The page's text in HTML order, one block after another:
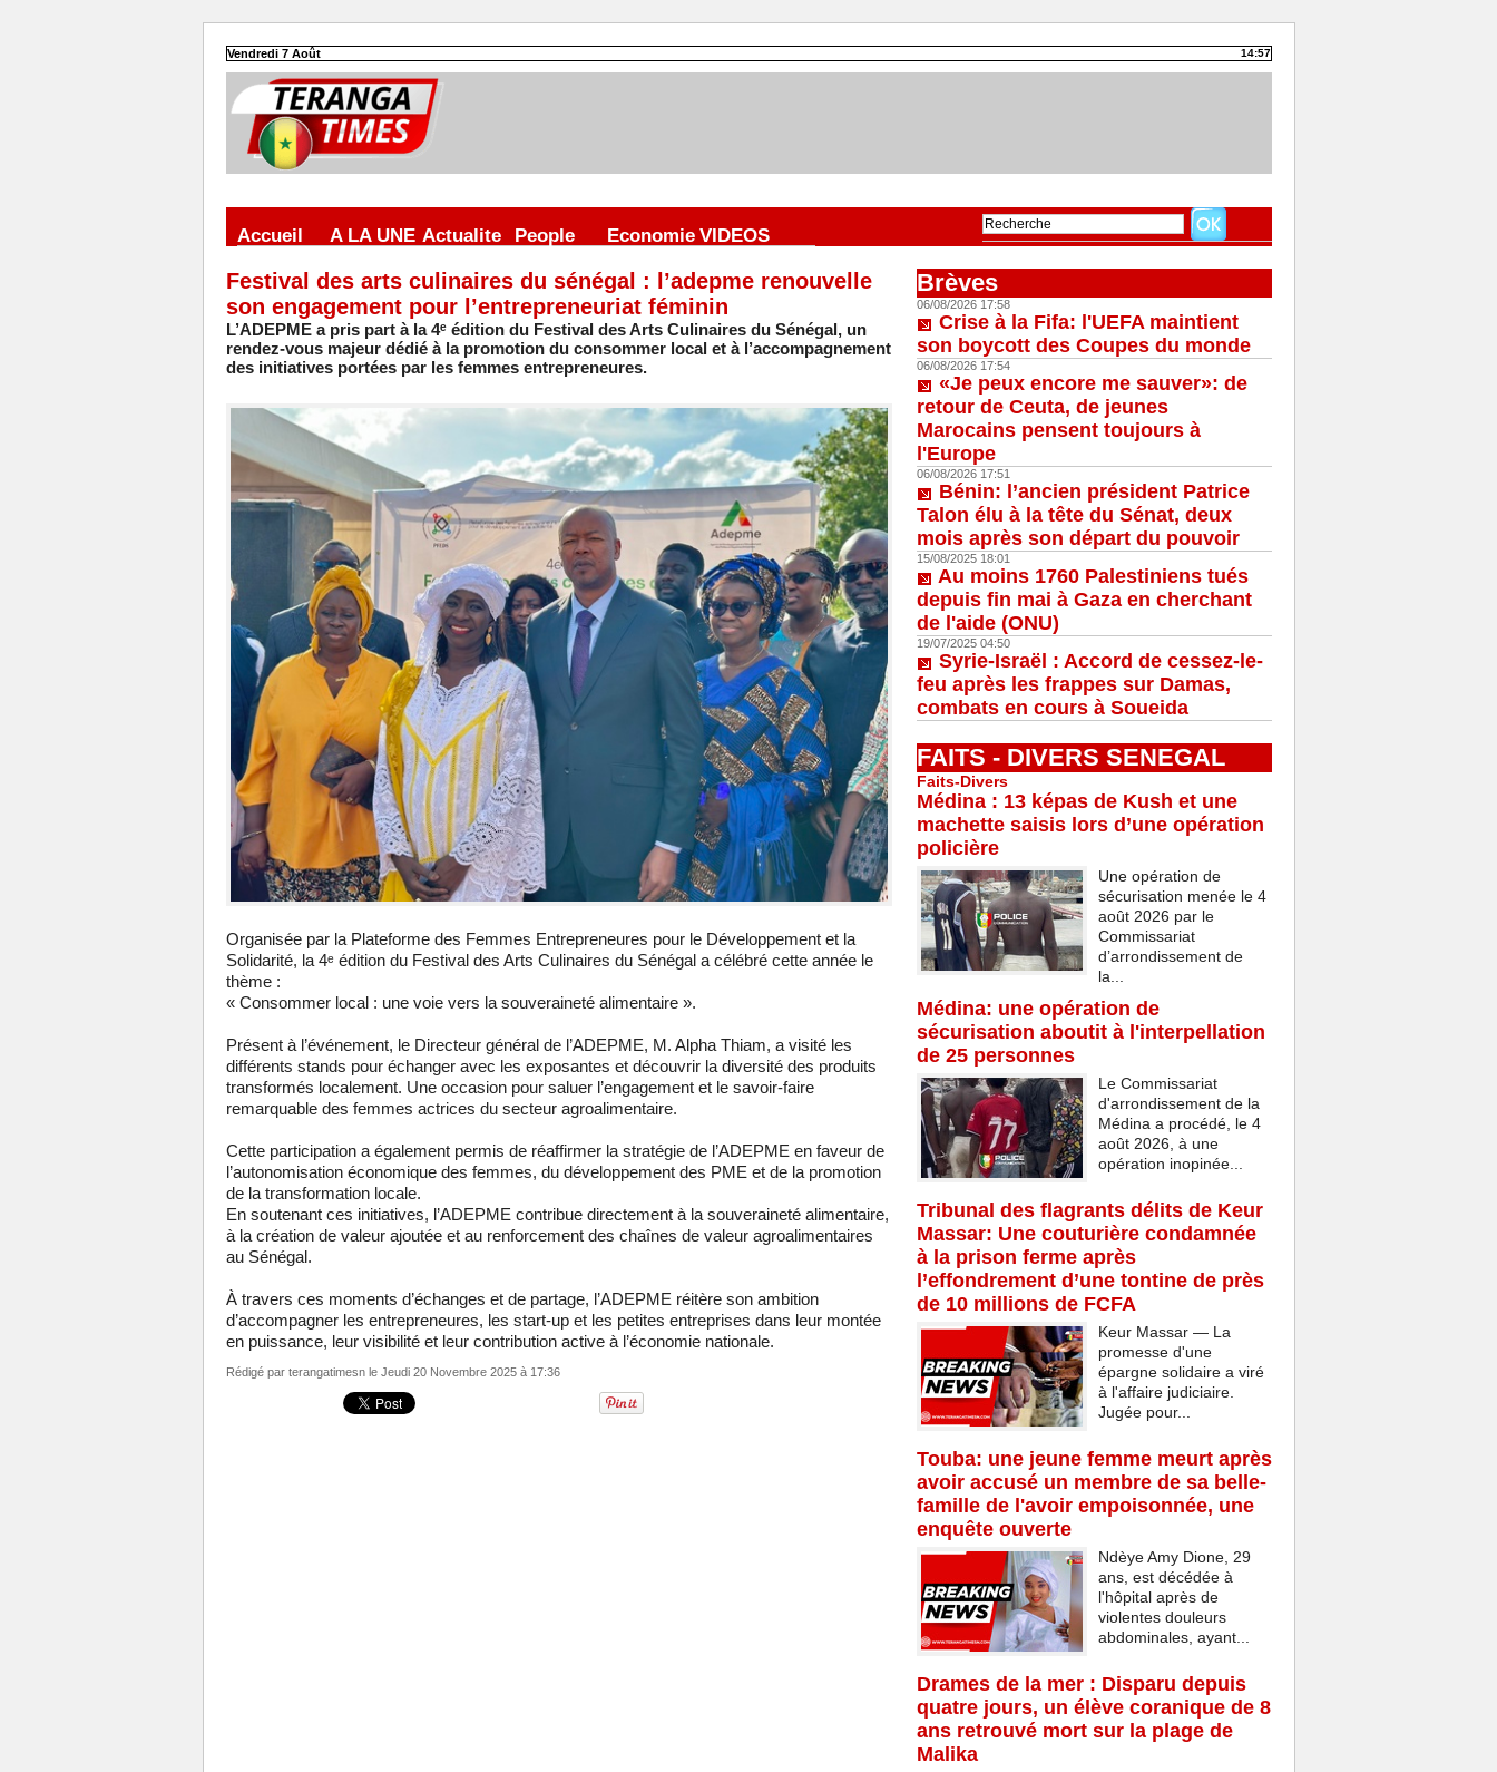
Vendredi 7 Août 14:57
Accueil A LA UNE Actualite People Economie VIDEOS
Festival des arts culinaires du sénégal : l’adepme renouvelle
son engagement pour l’entrepreneuriat féminin
L’ADEPME a pris part à la 4ᵉ édition du Festival des Arts Culinaires du Sénégal, un
rendez-vous majeur dédié à la promotion du consommer local et à l’accompagnement
des initiatives portées par les femmes entrepreneures.
Organisée par la Plateforme des Femmes Entrepreneures pour le Développement et la
Solidarité, la 4ᵉ édition du Festival des Arts Culinaires du Sénégal a célébré cette année le
thème :
« Consommer local : une voie vers la souveraineté alimentaire ».
Présent à l’événement, le Directeur général de l’ADEPME, M. Alpha Thiam, a visité les
différents stands pour échanger avec les exposantes et découvrir la diversité des produits
transformés localement. Une occasion pour saluer l’engagement et le savoir-faire
remarquable des femmes actrices du secteur agroalimentaire.
Cette participation a également permis de réaffirmer la stratégie de l’ADEPME en faveur de
l’autonomisation économique des femmes, du développement des PME et de la promotion
de la transformation locale.
En soutenant ces initiatives, l’ADEPME contribue directement à la souveraineté alimentaire,
à la création de valeur ajoutée et au renforcement des chaînes de valeur agroalimentaires
au Sénégal.
À travers ces moments d’échanges et de partage, l’ADEPME réitère son ambition
d’accompagner les entrepreneures, les start-up et les petites entreprises dans leur montée
en puissance, leur visibilité et leur contribution active à l’économie nationale.
Rédigé par terangatimesnle Jeudi 20 Novembre 2025 à 17:36
Brèves
06/08/2026 17:58
Crise à la Fifa: l'UEFA maintient
son boycott des Coupes du monde
06/08/2026 17:54
«Je peux encore me sauver»: de
retour de Ceuta, de jeunes
Marocains pensent toujours à
l'Europe
06/08/2026 17:51
Bénin: l’ancien président Patrice
Talon élu à la tête du Sénat, deux
mois après son départ du pouvoir
15/08/2025 18:01
Au moins 1760 Palestiniens tués
depuis fin mai à Gaza en cherchant
de l'aide (ONU)
19/07/2025 04:50
Syrie-Israël : Accord de cessez-le-
feu après les frappes sur Damas,
combats en cours à Soueida
FAITS - DIVERS SENEGAL
Faits-Divers
Médina : 13 képas de Kush et une
machette saisis lors d’une opération
policière
Une opération de
sécurisation menée le 4
août 2026 par le
Commissariat
d’arrondissement de
la...
Médina: une opération de
sécurisation aboutit à l'interpellation
de 25 personnes
Le Commissariat
d'arrondissement de la
Médina a procédé, le 4
août 2026, à une
opération inopinée...
Tribunal des flagrants délits de Keur
Massar: Une couturière condamnée
à la prison ferme après
l’effondrement d’une tontine de près
de 10 millions de FCFA
Keur Massar — La
promesse d'une
épargne solidaire a viré
à l'affaire judiciaire.
Jugée pour...
Touba: une jeune femme meurt après
avoir accusé un membre de sa belle-
famille de l'avoir empoisonnée, une
enquête ouverte
Ndèye Amy Dione, 29
ans, est décédée à
l'hôpital après de
violentes douleurs
abdominales, ayant...
Drames de la mer : Disparu depuis
quatre jours, un élève coranique de 8
ans retrouvé mort sur la plage de
Malika